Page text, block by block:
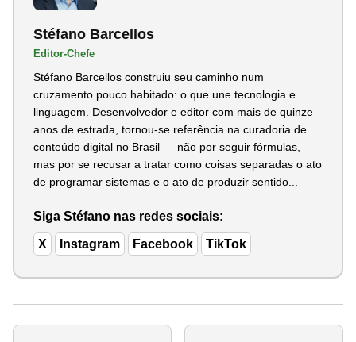
Stéfano Barcellos
Editor-Chefe
Stéfano Barcellos construiu seu caminho num
cruzamento pouco habitado: o que une tecnologia e
linguagem. Desenvolvedor e editor com mais de quinze
anos de estrada, tornou-se referência na curadoria de
conteúdo digital no Brasil — não por seguir fórmulas,
mas por se recusar a tratar como coisas separadas o ato
de programar sistemas e o ato de produzir sentido...
Siga Stéfano nas redes sociais:
X Instagram Facebook TikTok